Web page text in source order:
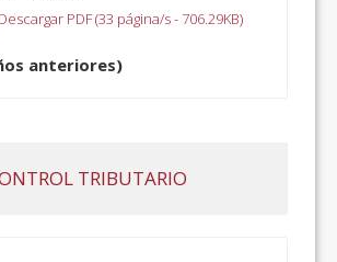
Descargar PDF (33 página/s - 706.29KB)
anteriores)
TRIBUTARIO